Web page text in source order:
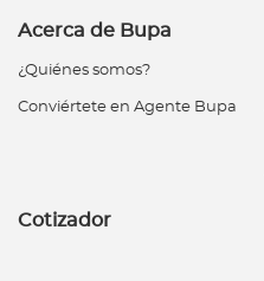
Acerca de Bupa
¿Quiénes somos?
Conviértete en Agente Bupa
Cotizador